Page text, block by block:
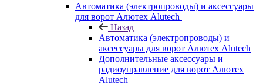
Автоматика (электропроводы) и аксессуары
для ворот Алютех Alutech
Назад
Автоматика (электропроводы) и
аксессуары для ворот Алютех Alutech
Дополнительные аксессуары и
радиоуправление для ворот Алютех
Alutech